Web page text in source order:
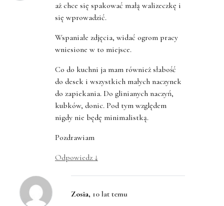
aż chce się spakować małą walizeczkę i
się wprowadzić.
Wspaniałe zdjęcia, widać ogrom pracy
wniesione w to miejsce.
Co do kuchni ja mam również słabość
do desek i wszystkich małych naczynek
do zapiekania. Do glinianych naczyń,
kubków, donic. Pod tym względem
nigdy nie będę minimalistką.
Pozdrawiam
Odpowiedz ↓
Zosia, 10 lat temu